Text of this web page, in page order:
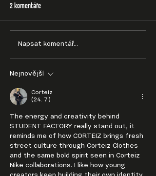
2 komentáře
Napsat komentář...
Nejnovější
Corteiz
(24. 7.)
The energy and creativity behind
STUDENT FACTORY really stand out, it
reminds me of how CORTEIZ brings fresh
street culture through Corteiz Clothes
and the same bold spirit seen in Corteiz
Nike collaborations. I like how young